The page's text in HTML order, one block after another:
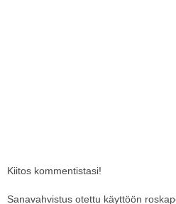
Kiitos kommentistasi!
Sanavahvistus otettu käyttöön